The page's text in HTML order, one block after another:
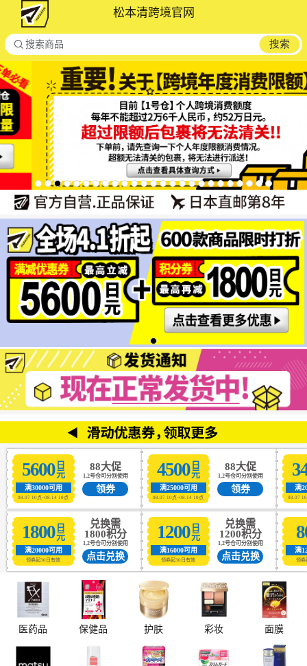
松本清跨境官网
 搜索商品 搜索
5600日元
满30000可用
08.07 10点~08.14 10点
88大促
1,2号仓可分别使用
领券
4500日元
满25000可用
08.07 10点~08.14 10点
88大促
1,2号仓可分别使用
领券 满
08.07
1800日元
满20000可用
领券起30日有效
兑换需
1800积分
1,2号仓可分别使用
点击兑换
1200日元
满16000可用
领券起30日有效
兑换需
1200积分
1,2号仓可分别使用
点击兑换
满
领券
医药品 保健品 护肤 彩妆 面膜